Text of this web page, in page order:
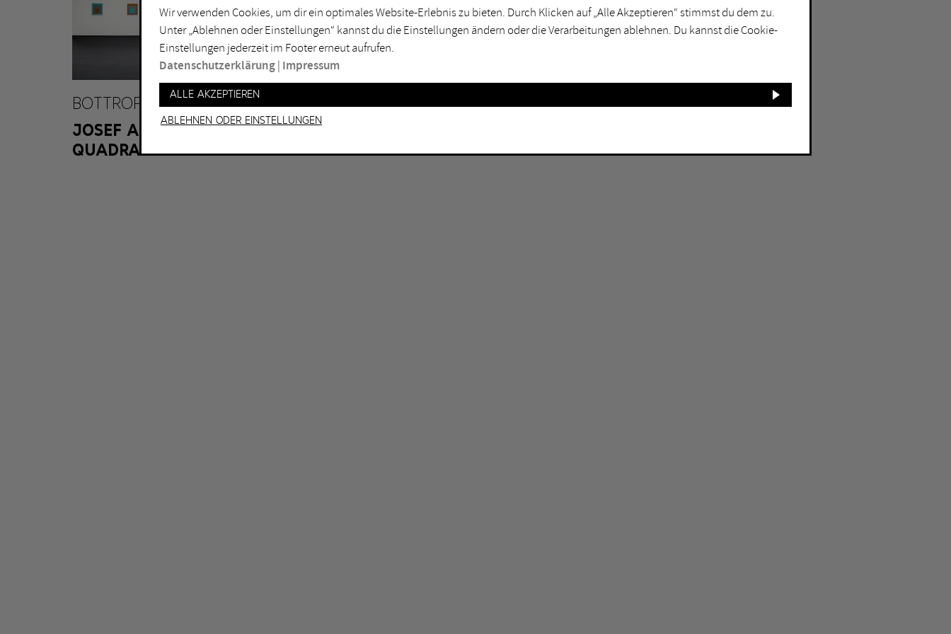
Lichtkunst
Malerei
Skulptur
Duisburg
Essen
Hagen
Hamm
Mülheim an der Ruhr
Oberhausen
Unna
Witten
BOTTROP
JOSEF ALBERS MUSEUM
QUADRAT BOTTROP
Wir verwenden Cookies, um dir ein optimales Website-Erlebnis zu bieten. Durch Klicken auf „Alle Akzeptieren“ stimmst du dem zu.
Unter „Ablehnen oder Einstellungen“ kannst du die Einstellungen ändern oder die Verarbeitungen ablehnen. Du kannst die Cookie-
Einstellungen jederzeit im Footer erneut aufrufen.
Datenschutzerklärung| Impressum
Alle akzeptieren
Ablehnen oder Einstellungen